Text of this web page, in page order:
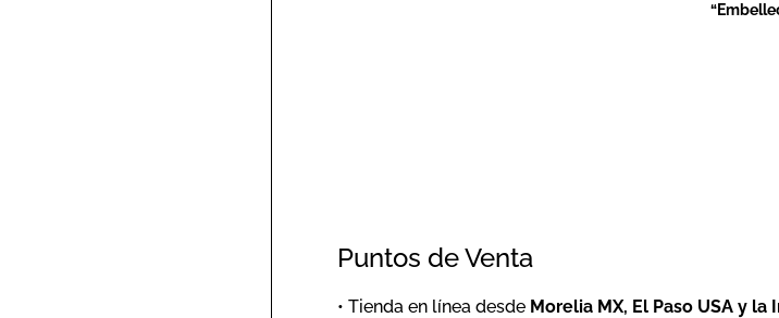
Puntos de Venta
• Tienda en línea desde Morelia MX, El Paso USA y la